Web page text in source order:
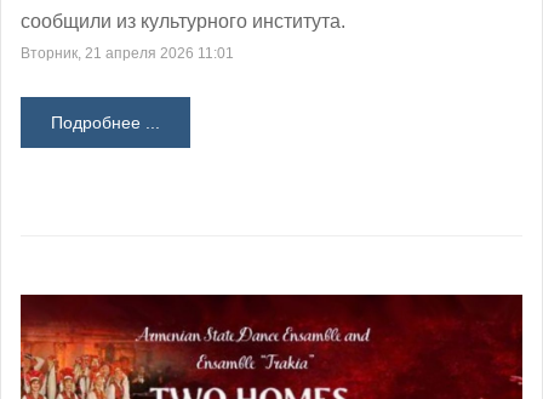
сообщили из культурного института.
Вторник, 21 апреля 2026 11:01
Подробнее ...